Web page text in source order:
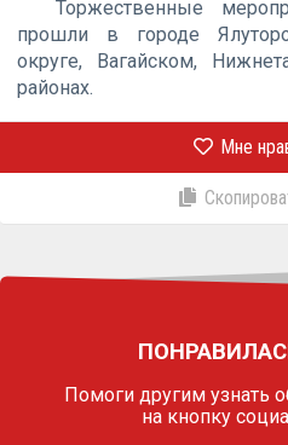
Торжественные
прошли в городе
округе, Вагайском,
районах.
Мне
Помоги другим узнать
на кнопку